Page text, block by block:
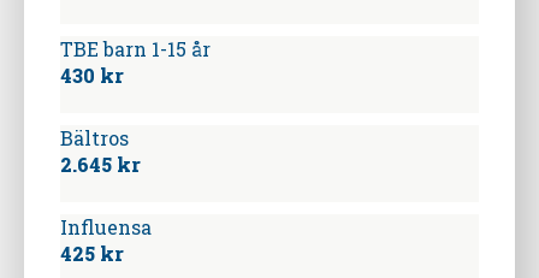
TBE barn 1-15 år
430 kr
Bältros
2.645 kr
Influensa
425 kr